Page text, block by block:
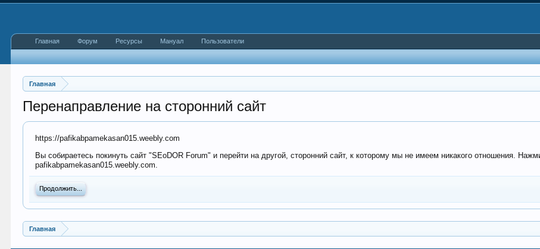
Главная
Перенаправление на сторонний сайт
https://pafikabpamekasan015.weebly.com
Вы собираетесь покинуть сайт "SEoDOR Forum" и перейти на другой, сторонний сайт, к которому мы не имеем никакого отношения.
pafikabpamekasan015.weebly.com.
Продолжить...
Главная
Главная Форум Ресурсы Мануал Пользователи